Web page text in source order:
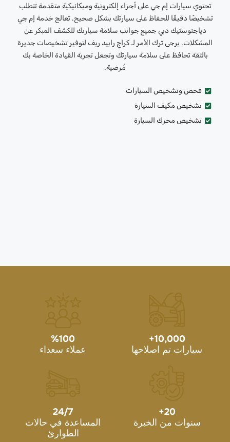
تحتوي سيارات إم جي على أجزاء إلكترونية وميكانيكية متقدمة تتطلب
تشخيصًا دقيقًا للحفاظ على سيارتك بشكل صحيح. تعالج خدمة إم جي
دياجنوستيك دبي جميع جوانب سلامة سيارتك للكشف المبكر عن
المشكلات. يرجى ترك الأمر لـ كراج رابيد ريف لتوفير تشخيصات جديرة
بالثقة تحافظ على سلامة سيارتك وتجعل تجربة القيادة الخاصة بك
مُرضية.
فحص وتشخيص السيارات
تشخيص مكيف السيارة
تشخيص محرك السيارة
10,000
+
سيارات تم اصلاحها
100
%
عملاء سعداء
20
+
سنوات من الخبرة
24/7
المساعدة في حالات
الطوارئ